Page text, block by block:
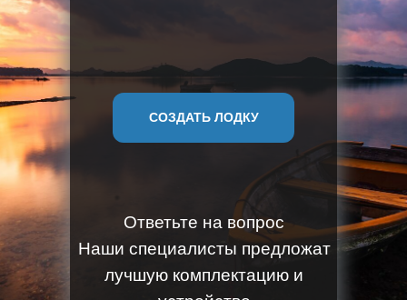
Ответьте на вопрос
Наши специалисты предложат
лучшую комплектацию и
СОЗДАТЬ ЛОДКУ